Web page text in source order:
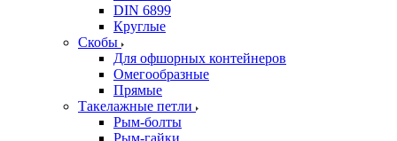
DIN 6899
Круглые
Скобы
Для офшорных контейнеров
Омегообразные
Прямые
Такелажные петли
Рым-болты
Рым-гайки